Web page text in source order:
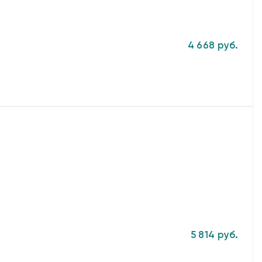
4 668 руб.
5 814 руб.